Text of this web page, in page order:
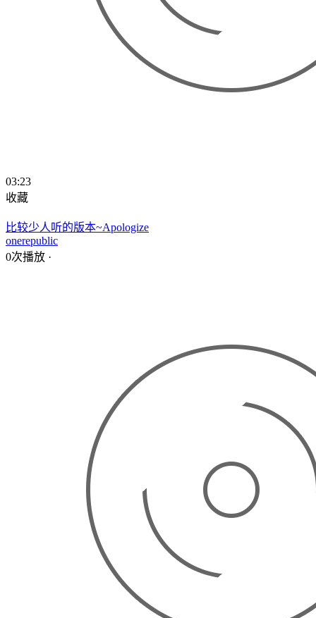
03:23
收藏
比较少人听的版本~Apologize
onerepublic
0次播放 ·